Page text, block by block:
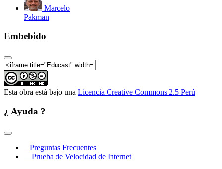
Marcelo
Pakman
Embebido
Esta obra está bajo una Licencia Creative Commons 2.5 Perú
¿ Ayuda ?
Preguntas Frecuentes
Prueba de Velocidad de Internet